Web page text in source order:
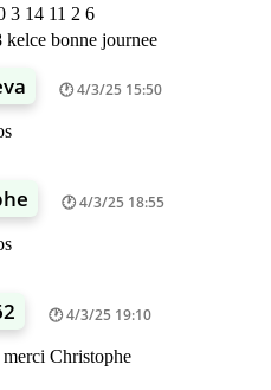
3 14 11 2 6
bonne journee
4/3/25 15:50
4/3/25 18:55
4/3/25 19:10
Christophe